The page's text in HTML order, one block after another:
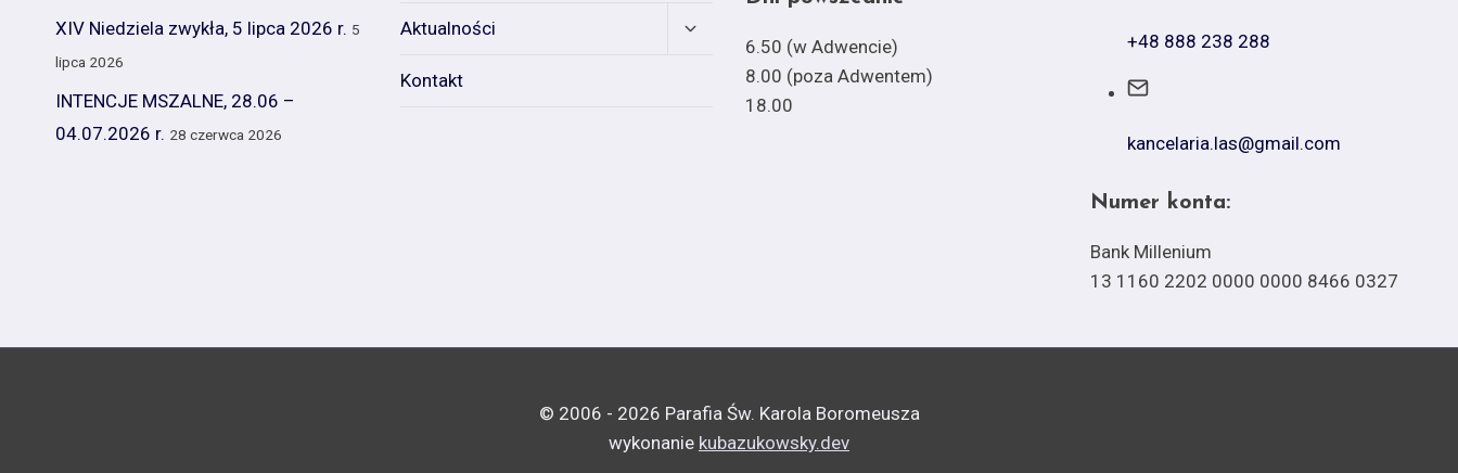
XIV Niedziela zwykła, 5 lipca 2026 r. 5
lipca 2026
INTENCJE MSZALNE, 28.06 –
04.07.2026 r. 28 czerwca 2026
Aktualności
Expand
Kontakt
6.50 (w Adwencie)
8.00 (poza Adwentem)
18.00
+48 888 238 288
kancelaria.las@gmail.com
Numer konta:
Bank Millenium
13 1160 2202 0000 0000 8466 0327
© 2006 - 2026 Parafia Św. Karola Boromeusza
wykonanie kubazukowsky.dev